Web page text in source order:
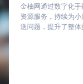
金柚网通过数字化
资源服务，持续为
送问题，提升了整体